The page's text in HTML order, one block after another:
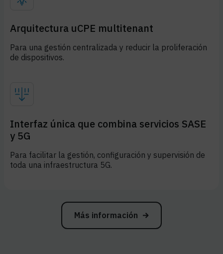
Arquitectura uCPE multitenant
Para una gestión centralizada y reducir la proliferación
de dispositivos.
Interfaz única que combina servicios SASE
y 5G
Para facilitar la gestión, configuración y supervisión de
toda una infraestructura 5G.
Más información